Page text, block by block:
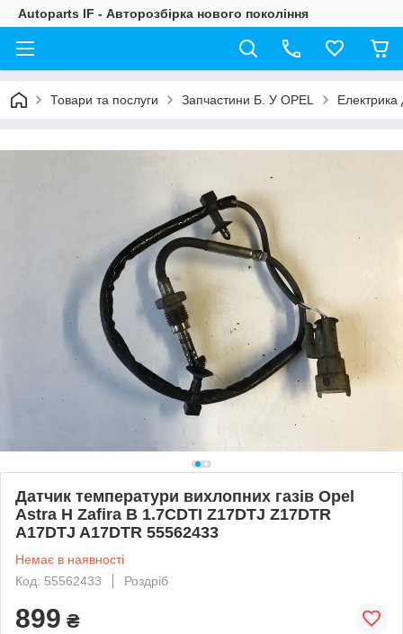
Autoparts IF - Авторозбірка нового покоління
Товари та послуги Запчастини Б. У OPEL Електрика
Датчик температури вихлопних газів Opel
Astra H Zafira B 1.7CDTI Z17DTJ Z17DTR
A17DTJ A17DTR 55562433
Немає в наявності
Код: 55562433
Роздріб
899 ₴